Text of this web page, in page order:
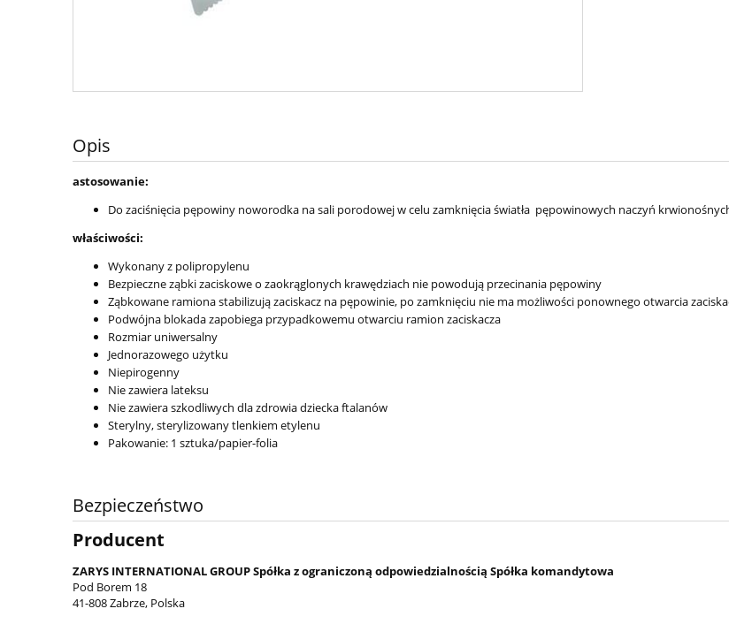
Opis
astosowanie:
Do zaciśnięcia pępowiny noworodka na sali porodowej w celu zamknięcia światła pępowinowych naczyń
właściwości:
Wykonany z polipropylenu
Bezpieczne ząbki zaciskowe o zaokrąglonych krawędziach nie powodują przecinania pępowiny
Ząbkowane ramiona stabilizują zaciskacz na pępowinie, po zamknięciu nie ma możliwości ponownego otwarcia
Podwójna blokada zapobiega przypadkowemu otwarciu ramion zaciskacza
Rozmiar uniwersalny
Jednorazowego użytku
Niepirogenny
Nie zawiera lateksu
Nie zawiera szkodliwych dla zdrowia dziecka ftalanów
Sterylny, sterylizowany tlenkiem etylenu
Pakowanie: 1 sztuka/papier-folia
Bezpieczeństwo
Producent
ZARYS INTERNATIONAL GROUP Spółka z ograniczoną odpowiedzialnością Spółka komandytowa
Pod Borem 18
41-808 Zabrze, Polska